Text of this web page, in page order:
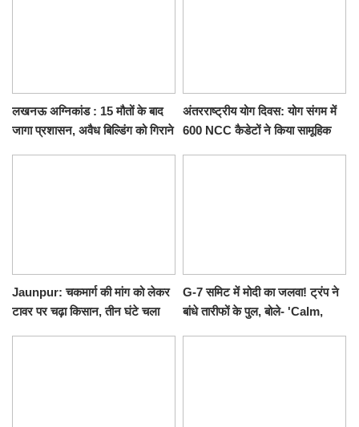
लखनऊ अग्निकांड : 15 मौतों के बाद
जागा प्रशासन, अवैध बिल्डिंग को गिराने
अंतरराष्ट्रीय योग दिवस: योग संगम में
600 NCC कैडेटों ने किया सामूहिक
Jaunpur: चकमार्ग की मांग को लेकर
टावर पर चढ़ा किसान, तीन घंटे चला
G-7 समिट में मोदी का जलवा! ट्रंप ने
बांधे तारीफों के पुल, बोले- 'Calm,